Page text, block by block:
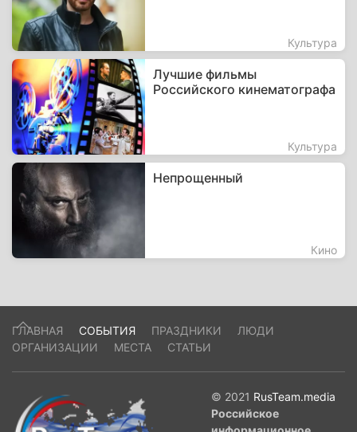
Культура
Лучшие фильмы
Российского кинематографа
Культура
Непрощенный
Кино
ГЛАВНАЯ СОБЫТИЯ ПРАЗДНИКИ
ЛЮДИ
ОРГАНИЗАЦИИ
МЕСТА СТАТЬИ
© 2021 RusTeam.media
Российское